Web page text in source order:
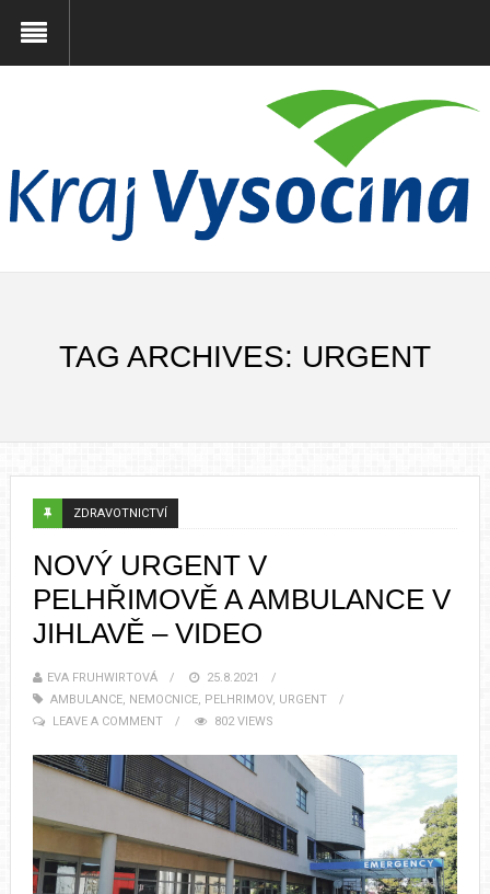
TAG ARCHIVES: URGENT
ZDRAVOTNICTVÍ
NOVÝ URGENT V
PELHŘIMOVĚ A AMBULANCE V
JIHLAVĚ – VIDEO
EVA FRUHWIRTOVÁ
25.8.2021
AMBULANCE, NEMOCNICE, PELHRIMOV, URGENT
LEAVE A COMMENT
802 VIEWS